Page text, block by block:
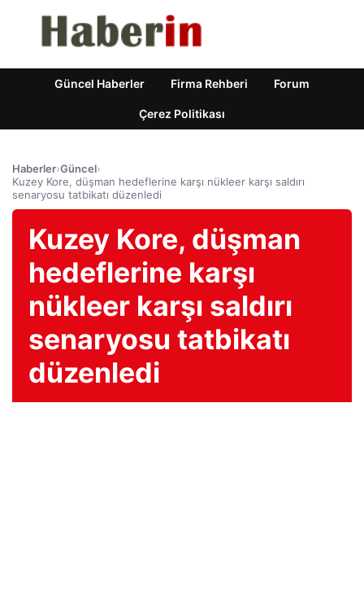
Güncel Haberler Firma Rehberi Forum
Çerez Politikası
Haberler›Güncel›
Kuzey Kore, düşman hedeflerine karşı nükleer karşı saldırı
senaryosu tatbikatı düzenledi
Kuzey Kore, düşman
hedeflerine karşı
nükleer karşı saldırı
senaryosu tatbikatı
düzenledi